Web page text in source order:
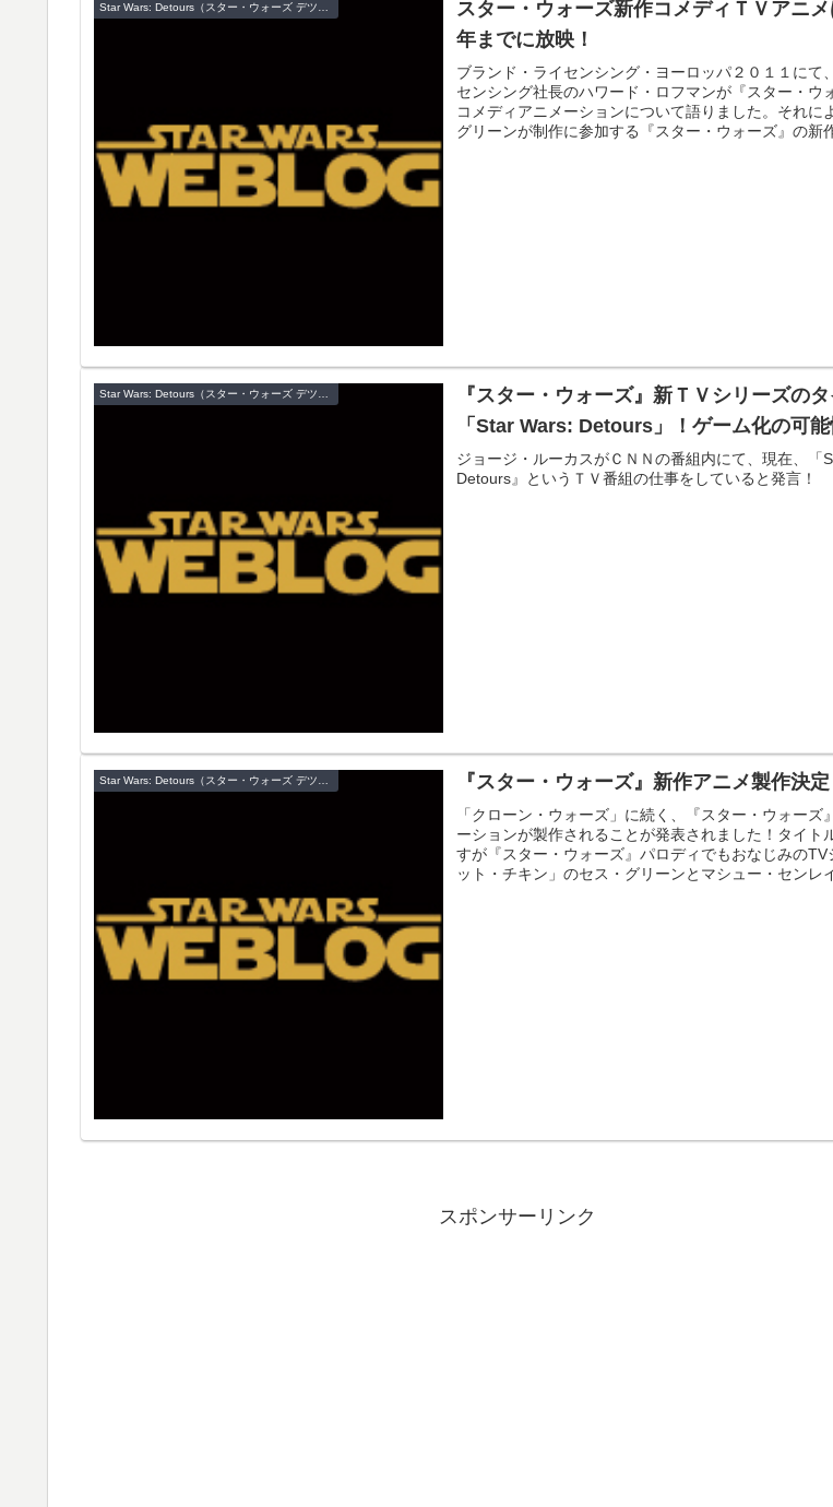
スター・ウォーズ新作コメディＴＶアニ
年までに放映！
ブランド・ライセンシング・ヨーロッパ２０１１にて
センシング社長のハワード・ロフマンが『スター・ウ
コメディアニメーションについて語りました。それに
グリーンが制作に参加する『スター・ウォーズ』の新
『スター・ウォーズ』新ＴＶシリーズの
「Star Wars: Detours」！ゲーム化の可能
ジョージ・ルーカスがＣＮＮの番組内にて、現在、「
Detours』というＴＶ番組の仕事をしていると発言！
『スター・ウォーズ』新作アニメ製作決定
「クローン・ウォーズ」に続く、『スター・ウォーズ
ーションが製作されることが発表されました！タイト
すが『スター・ウォーズ』パロディでもおなじみのTV
ット・チキン」のセス・グリーンとマシュー・センレ
スポンサーリンク